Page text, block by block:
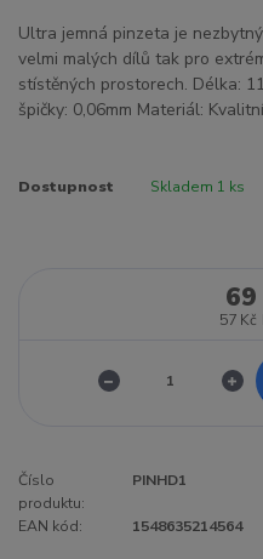
Ultra jemná pinzeta je
velmi malých dílů tak pro
stístěných prostorech. Délka:
špičky: 0,06mm Materiál:
Dostupnost Skladem 1 ks
69
57 Kč
Číslo
produktu:
PINHD1
EAN kód: 1548635214564